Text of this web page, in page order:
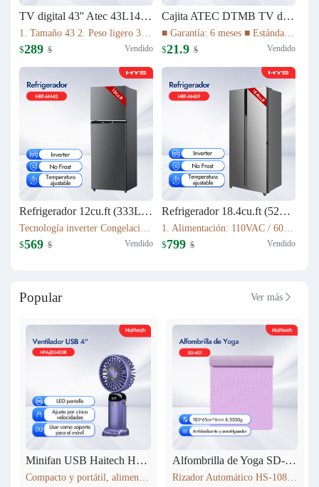
TV digital 43'' Atec 43L14D-C
1. Tamaño 43 2. Peso ligero 3. Relación de aspecto 16:9 4. Tiempo de respuesta (gris a gris) 8,5ms 5. La imagen de alta definición 1080P 6. Vida útil de la lámpara 30.000 HS 7. Sistema de TV ATV(NTSC)/DTV(DTMB) 8. Múltiples interfaces
$289 $ Vendido
Cajita ATEC DTMB TV digital HD-TH24
■ Garantía: 6 meses ■ Estándar DTMB ■ El rendimiento del sistema es más robusto. ■ Mayor capacidad de información. ■ Mejor rendimiento móvil. ■ El rendimiento de la cobertura de transmisión es mejor.
$21.9 $ Vendido
Refrigerador 12cu.ft (333L) Inverter HRF-AM45
$569 $ Vendido
Refrigerador 18.4cu.ft (521L) Inverter HRF-AM69
1. Alimentación: 110VAC / 60Hz 2. Sistema Libre de Escarcha (No Frost) 3. Tecnología inverter 4. Refrigerante Ecológico (R600a) 5. Flujo de Aire Tridimensional Indirecto (360°) con Temperatura Estable 6. Luz LED Interior de Bajo Consumo
$799 $ Vendido
Popular Ver más 
Minifan USB Haitech HSF-N15 Alfombrilla de Yoga SD-401
Rizador Automático HS-108 183*61cm*6mm & 2000g Antideslizante y amortiguador